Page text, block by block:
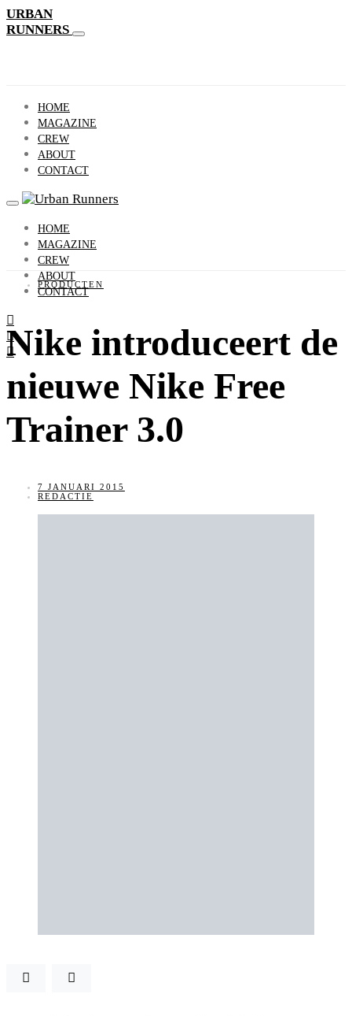
URBAN
RUNNERS
HOME
MAGAZINE
CREW
ABOUT
CONTACT
HOME
MAGAZINE
CREW
ABOUT
CONTACT
PRODUCTEN
Nike introduceert de
nieuwe Nike Free
Trainer 3.0
7 JANUARI 2015
REDACTIE